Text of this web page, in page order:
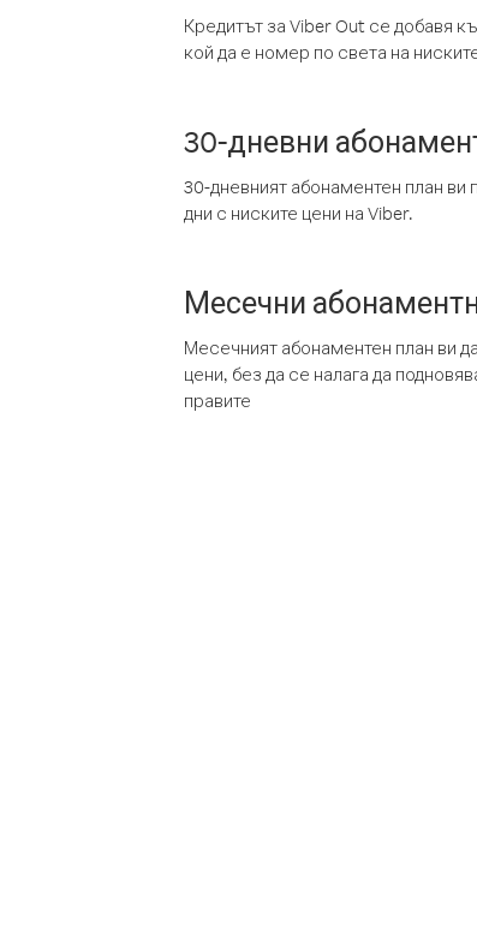
Кредитът за Viber Out се добавя
кой да е номер по света на
30-дневни
30-дневният абонаментен план
дни с ниските цени на Viber.
Месечни
Месечният абонаментен план ви
цени, без да се налага да
правите